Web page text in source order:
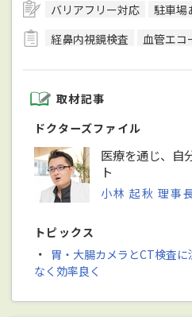
バリアフリー対応 駐車場
経鼻内視鏡検査
血管エコ
取材記事
ドクターズファイル
医療を通じ、自
ト
小林 起秋 理事
トピックス
・
胃・大腸カメラとCT検査
なく効率良く